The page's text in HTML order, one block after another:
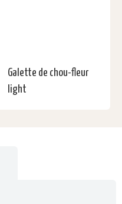
Galette de chou-fleur
light